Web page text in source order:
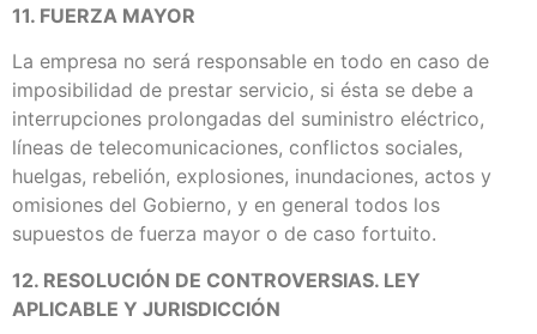
11. FUERZA MAYOR
La empresa no será responsable en todo en caso de
imposibilidad de prestar servicio, si ésta se debe a
interrupciones prolongadas del suministro eléctrico,
líneas de telecomunicaciones, conflictos sociales,
huelgas, rebelión, explosiones, inundaciones, actos y
omisiones del Gobierno, y en general todos los
supuestos de fuerza mayor o de caso fortuito.
12. RESOLUCIÓN DE CONTROVERSIAS. LEY
APLICABLE Y JURISDICCIÓN